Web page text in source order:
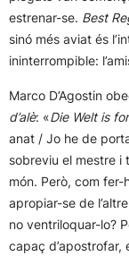
estrenar-se. Best
sinó més aviat és
ininterrompible:
Marco D’Agostin
d’alè: «Die Welt is
anat / Jo he de
sobreviu el mestre i
món. Però, com
apropiar-se de
no ventriloquar-lo?
capaç d’apostrofar,